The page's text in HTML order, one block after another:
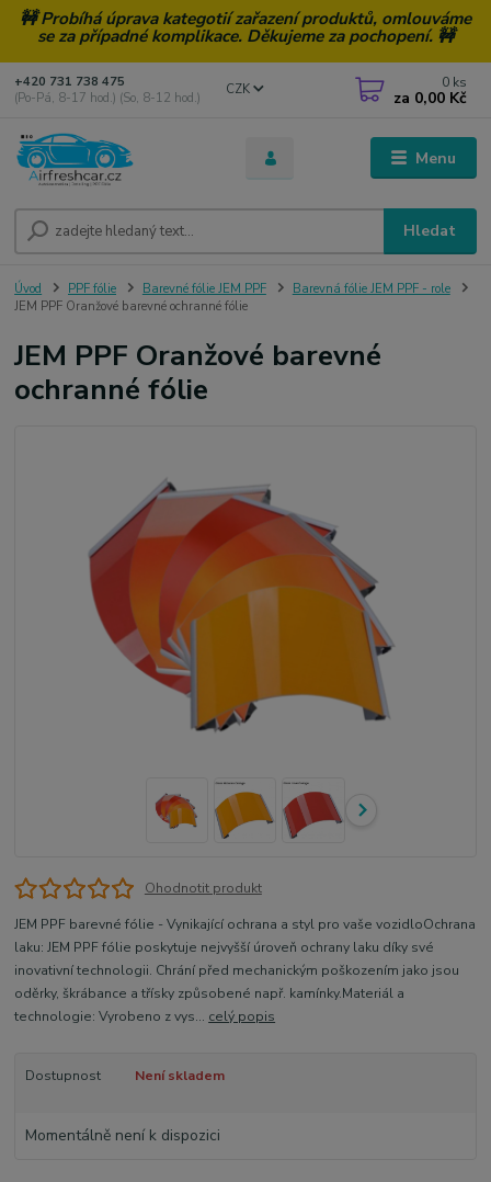
🚧 Probíhá úprava kategotií zařazení produktů, omlouváme
se za případné komplikace. Děkujeme za pochopení. 🚧
Menu
CZK
Hledat
+420 731 738 475
(Po-Pá, 8-17 hod.) (So, 8-12 hod.)
0 ks
za 0,00 Kč
Úvod PPF fólie Barevné fólie JEM PPF
Barevná fólie JEM PPF - role
JEM PPF Oranžové barevné ochranné fólie
JEM PPF Oranžové barevné
ochranné fólie
Ohodnotit produkt
JEM PPF barevné fólie - Vynikající ochrana a styl pro vaše vozidloOchrana
laku: JEM PPF fólie poskytuje nejvyšší úroveň ochrany laku díky své
inovativní technologii. Chrání před mechanickým poškozením jako jsou
oděrky, škrábance a třísky způsobené např. kamínky.Materiál a
technologie: Vyrobeno z vys... celý popis
Dostupnost Není skladem
Momentálně není k dispozici